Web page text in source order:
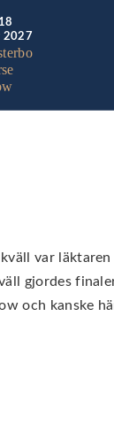
2027
var läktaren
gjordes
och kanske